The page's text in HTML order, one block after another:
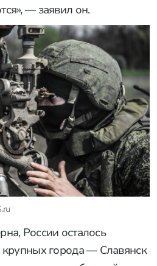
— заявил он.
России осталось
крупных города — Славянск